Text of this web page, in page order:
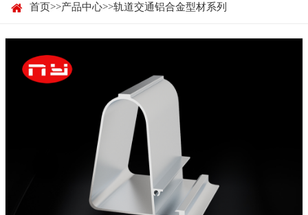
首页>>产品中心>>轨道交通铝合金型材系列